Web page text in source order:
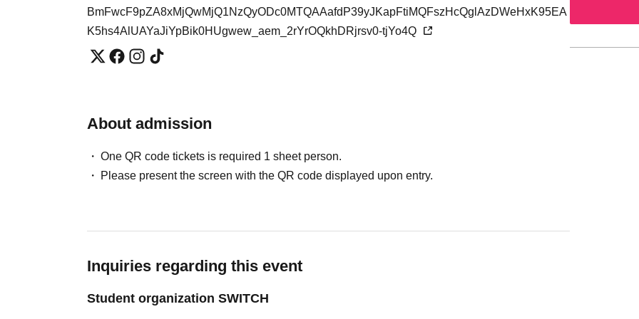
BmFwcF9pZA8xMjQwMjQ1NzQyODc0MTQAAafdP39yJKapFtiMQFszHcQglAzDWeHxK95EA
K5hs4AlUAYaJiYpBik0HUgwew_aem_2rYrOQkhDRjrsv0-tjYo4Q
About admission
One QR code tickets is required 1 sheet person.
Please present the screen with the QR code displayed upon entry.
Inquiries regarding this event
Student organization SWITCH